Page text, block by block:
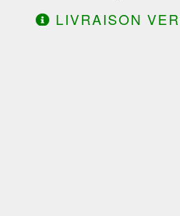
LIVRAISON